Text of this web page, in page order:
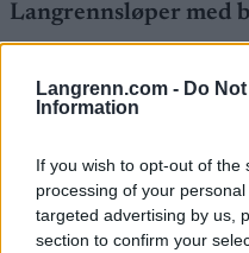
Langrenn.com - Do
Information
If you wish to opt-out of
processing of your
targeted advertising by us,
section to confirm your
Langrennsløper med
var ranket som
og hadde konkurrert
fra universitetet i
Lidingö.